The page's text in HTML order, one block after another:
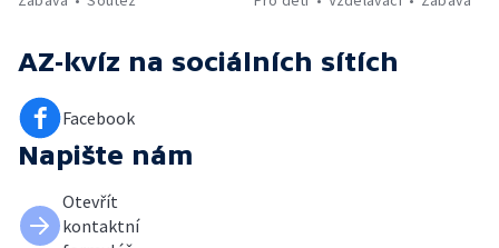
AZ-kvíz na sociálních sítích
Facebook
Napište nám
Otevřít
kontaktní